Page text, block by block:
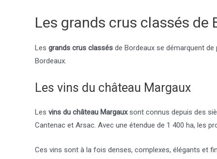
Les grands crus classés de
Les grands crus classés de Bordeaux se démarquent
Bordeaux.
Les vins du château Margaux
Les vins du château Margauxsont connus depuis des
Cantenac et Arsac. Avec une étendue de 1 400 ha, les
Ces vins sont à la fois denses, complexes, élégants et